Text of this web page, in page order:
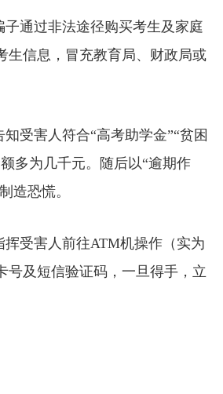
通过非法途径购买考生及家庭
生信息，冒充教育局、财政局或
害人符合“高考助学金”“贫困
多为几千元。随后以“逾期作
造恐慌。
受害人前往ATM机操作（实为
号及短信验证码，一旦得手，立